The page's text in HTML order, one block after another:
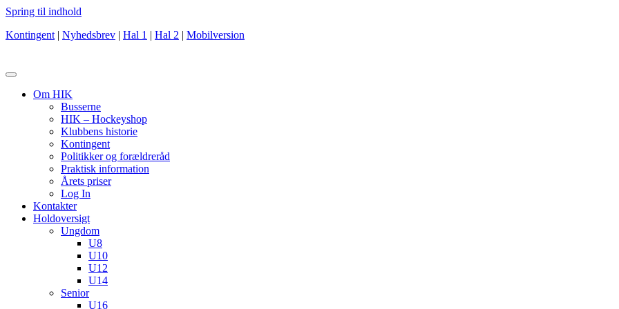
Spring til indhold
Kontingent | Nyhedsbrev | Hal 1 | Hal 2 | Mobilversion
Om HIK
Busserne
HIK – Hockeyshop
Klubbens historie
Kontingent
Politikker og forældreråd
Praktisk information
Årets priser
Log In
Kontakter
Holdoversigt
Ungdom
U8
U10
U12
U14
Senior
U16